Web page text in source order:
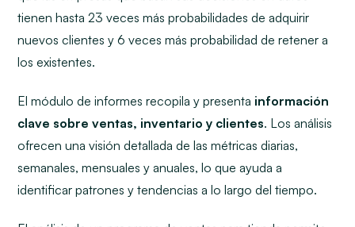
tienen hasta 23 veces más probabilidades de adquirir
nuevos clientes y 6 veces más probabilidad de retener a
los existentes.
El módulo de informes recopila y presenta información
clave sobre ventas, inventario y clientes. Los análisis
ofrecen una visión detallada de las métricas diarias,
semanales, mensuales y anuales, lo que ayuda a
identificar patrones y tendencias a lo largo del tiempo.